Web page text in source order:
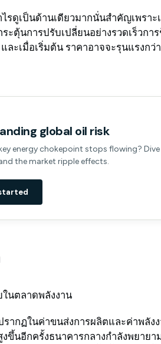
รดูเป็นด้านเดียวมากนั่นสำคัญเพราะ
ระตุ้นการปรับเปลี่ยนอย่างรวดเร็วก
ละเมื่อเริ่มต้น ราคาอาจจะรุนแรงก
global oil risk
energy chokepoint stops flowing?
the market ripple effects.
นตลาดพลังงาน
ากฏในค่าขนส่งการผลิตและค่าพลัง
งขึ้นอีกครั้งธนาคารกลางกำลังพยาย